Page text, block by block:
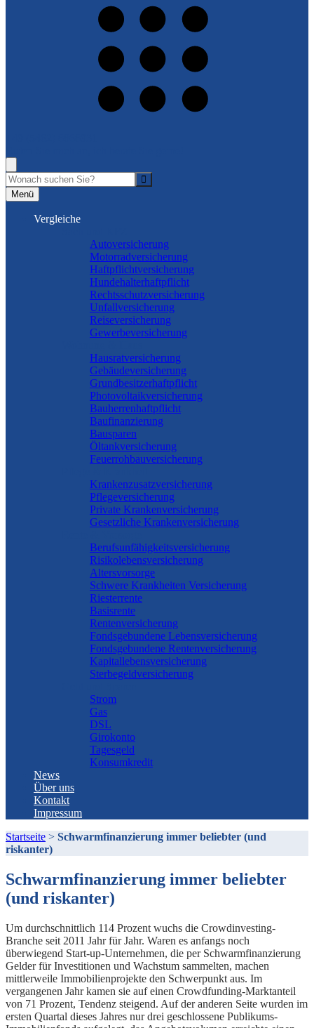
Menü
Vergleiche
Autoversicherung
Motorradversicherung
Haftpflichtversicherung
Hundehalterhaftpflicht
Rechtsschutzversicherung
Unfallversicherung
Reiseversicherung
Gewerbeversicherung
Hausratversicherung
Gebäudeversicherung
Grundbesitzerhaftpflicht
Photovoltaikversicherung
Bauherrenhaftpflicht
Baufinanzierung
Bausparen
Öltankversicherung
Feuerrohbauversicherung
Krankenzusatzversicherung
Pflegeversicherung
Private Krankenversicherung
Gesetzliche Krankenversicherung
Berufs­unfähigkeitsversicherung
Risikolebensversicherung
Altersvorsorge
Schwere Krankheiten Versicherung
Riesterrente
Basisrente
Rentenversicherung
Fondsgebundene Lebensversicherung
Fondsgebundene Rentenversicherung
Kapitallebensversicherung
Sterbegeldversicherung
Strom
Gas
DSL
Girokonto
Tagesgeld
Konsumkredit
News
Über uns
Kontakt
Impressum
Startseite > Schwarmfinanzierung immer beliebter (und
riskanter)
Schwarmfinanzierung immer beliebter
(und riskanter)
Um durchschnittlich 114 Prozent wuchs die Crowdinvesting-
Branche seit 2011 Jahr für Jahr. Waren es anfangs noch
überwiegend Start-up-Unternehmen, die per Schwarmfinanzierung
Gelder für Investitionen und Wachstum sammelten, machen
mittlerweile Immobilienprojekte den Schwerpunkt aus. Im
vergangenen Jahr kamen sie auf einen Crowdfunding-Marktanteil
von 71 Prozent, Tendenz steigend. Auf der anderen Seite wurden im
ersten Quartal dieses Jahres nur drei geschlossene Publikums-